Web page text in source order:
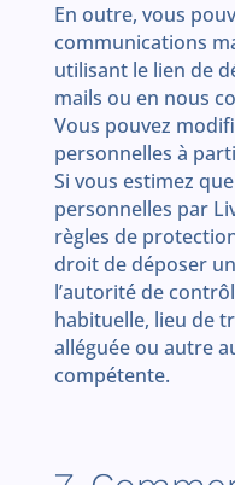
En outre, vous
communications
utilisant le lien de
mails ou en nous
Vous pouvez
personnelles à
Si vous estimez
personnelles par
règles de
droit de déposer
l’autorité de
habituelle, lieu de
alléguée ou autre
compétente.